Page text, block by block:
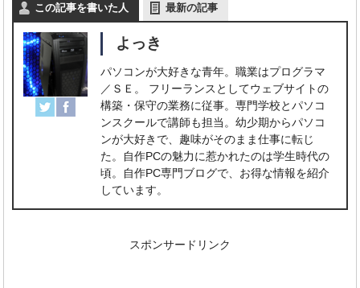
この記事を書いた人 最新の記事
よっき
パソコンが大好きな青年。職業はプログラマ
／ＳＥ。 フリーランスとしてウェブサイトの
構築・保守の業務に従事。専門学校とパソコ
ンスクールで講師も担当。幼少期からパソコ
ンが大好きで、趣味がそのまま仕事に転じ
た。自作PCの魅力に惹かれたのは学生時代の
頃。自作PC専門ブログで、お得な情報を紹介
しています。
スポンサードリンク